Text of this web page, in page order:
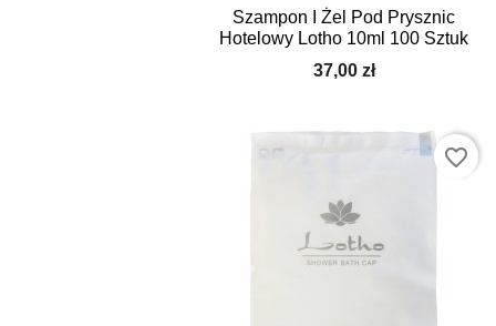
Szampon I Żel Pod Prysznic
Hotelowy Lotho 10ml 100 Sztuk
37,00 zł
Szybki podgląd
favorite_border